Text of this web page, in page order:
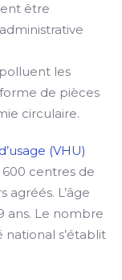
être
les
de pièces
circulaire.
(VHU)
600 centres de
L’âge
ans. Le nombre
national s’établit